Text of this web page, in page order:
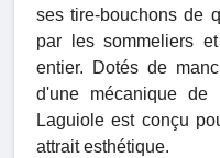
ses tire-bouchons de
par les sommeliers
entier. Dotés de
d'une mécanique de
Laguiole est conçu
attrait esthétique.